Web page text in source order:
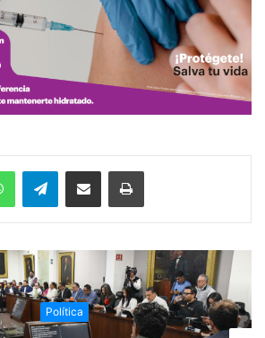
WhatsAppTelegramCompartir vía email Imprimir
Política